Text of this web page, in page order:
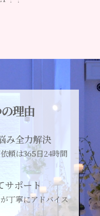
理由
み全力解決
頼は365日24時間
サポート
丁寧にアドバイス